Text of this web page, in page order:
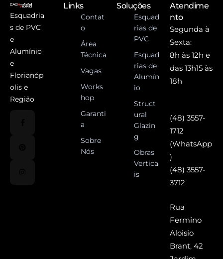
Esquadria
s de PVC
e
Alumínio
e
Florianóp
olis e
Região
Links
Contat
o
Área
Técnica
Vagas
Works
hop
Garanti
a
Sobre
Nós
Soluções
Esquad
rias de
PVC
Esquad
rias de
Alumín
io
Struct
ural
Glazin
g
Obras
Vertica
is
Atendime
nto
Segunda à
Sexta:
8h às 12h e
das 13h15 às
18h
(48) 3557-
1712
(WhatsApp
)
(48) 3557-
3712
Rua
Fermino
Aloisio
Brant, 42